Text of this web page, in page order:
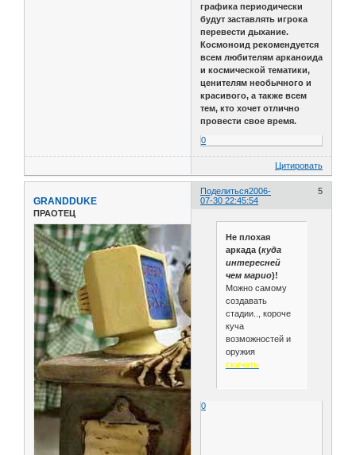
графика периодически
будут заставлять игрока
перевести дыхание.
Космоноид рекомендуется
всем любителям арканоида
и космической тематики,
ценителям необычного и
красивого, а также всем
тем, кто хочет отлично
провести свое время.
0
Цитировать
Поделиться 5
2006-
07-30 22:45:54
GRANDDUKE
ПРАОТЕЦ
Не плохая
аркада (куда
интересней
чем марио)!
Можно самому
создавать
стадии.., короче
куча
возможностей и
оружия
скачать
0